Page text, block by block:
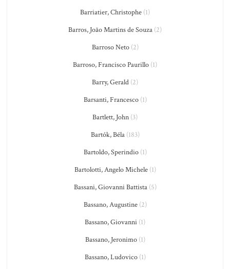
Barriatier, Christophe (1)
Barros, João Martins de Souza (2)
Barroso Neto(2)
Barroso, Francisco Paurillo (1)
Barry, Gerald (2)
Barsanti, Francesco(1)
Bartlett, John (3)
Bartók, Béla(183)
Bartoldo, Sperindio(1)
Bartolotti, Angelo Michele(1)
Bassani, Giovanni Battista(5)
Bassano, Augustine(2)
Bassano, Giovanni (1)
Bassano, Jeronimo(1)
Bassano, Ludovico(1)